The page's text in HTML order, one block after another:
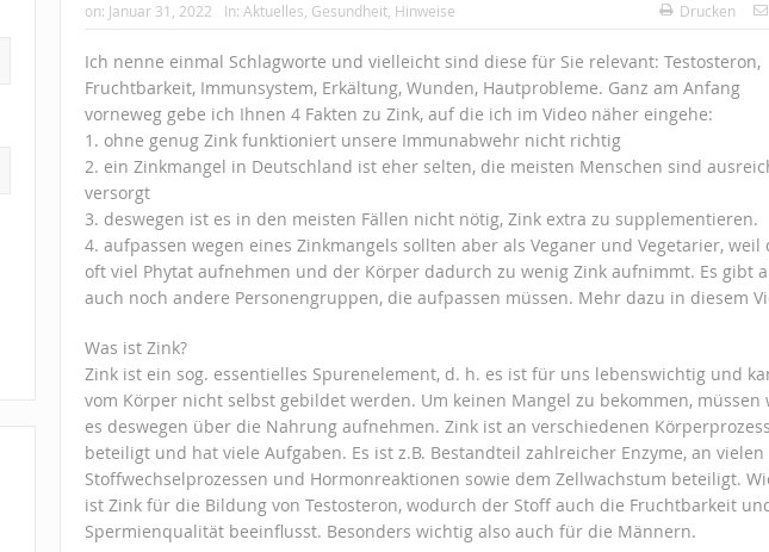
on: Januar 31, 2022 In: Aktuelles Gesundheit Hinweise Drucken
Ich nenne einmal Schlagworte und vielleicht sind diese für Sie relevant: Testosteron,
Fruchtbarkeit, Immunsystem, Erkältung, Wunden, Hautprobleme. Ganz am Anfang
vorneweg gebe ich Ihnen 4 Fakten zu Zink, auf die ich im Video näher eingehe:
1. ohne genug Zink funktioniert unsere Immunabwehr nicht richtig
2. ein Zinkmangel in Deutschland ist eher selten, die meisten Menschen sind
versorgt
3. deswegen ist es in den meisten Fällen nicht nötig, Zink extra zu supplementieren.
4. aufpassen wegen eines Zinkmangels sollten aber als Veganer und Vegetarier, weil
oft viel Phytat aufnehmen und der Körper dadurch zu wenig Zink aufnimmt. Es gibt
auch noch andere Personengruppen, die aufpassen müssen. Mehr dazu in diesem
Was ist Zink?
Zink ist ein sog. essentielles Spurenelement, d. h. es ist für uns lebenswichtig und
vom Körper nicht selbst gebildet werden. Um keinen Mangel zu bekommen, müssen
es deswegen über die Nahrung aufnehmen. Zink ist an verschiedenen
beteiligt und hat viele Aufgaben. Es ist z.B. Bestandteil zahlreicher Enzyme, an vielen
Stoffwechselprozessen und Hormonreaktionen sowie dem Zellwachstum beteiligt.
ist Zink für die Bildung von Testosteron, wodurch der Stoff auch die Fruchtbarkeit
Spermienqualität beeinflusst. Besonders wichtig also auch für die Männern.